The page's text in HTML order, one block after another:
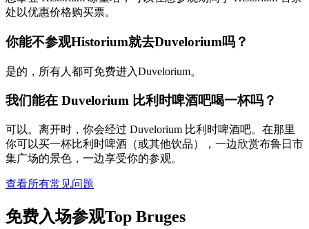
处以优惠价格购买票。
你能不参观Historium就去Duvelorium吗？
是的，所有人都可免费进入Duvelorium。
我们能在 Duvelorium 比利时啤酒吧喝一杯吗？
可以。离开时，你会经过 Duvelorium 比利时啤酒吧。在那里
你可以买一杯比利时啤酒（或其他饮品），一边欣赏布鲁日市
集广场的景色，一边享受你的参观。
查看所有常见问题
免费入场参观Top Bruges